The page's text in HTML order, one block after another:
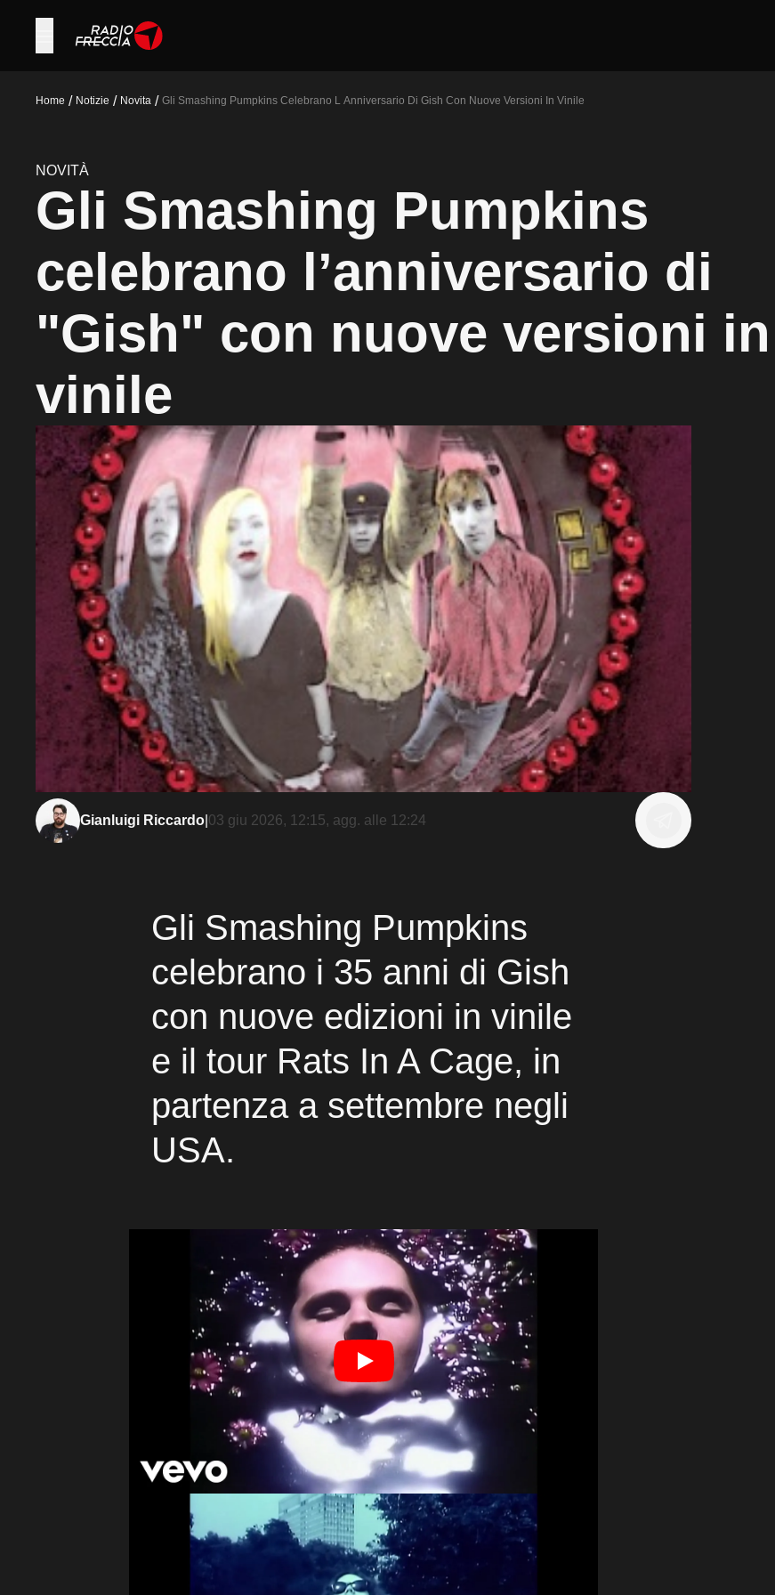
Home / Notizie / Novita / Gli Smashing Pumpkins Celebrano L Anniversario Di Gish Con Nuove Versioni In Vinile
NOVITÀ
Gli Smashing Pumpkins
celebrano l’anniversario di
"Gish" con nuove versioni in
vinile
Gianluigi Riccardo 03 giu 2026, 12:15, agg. alle 12:24
Gli Smashing Pumpkins
celebrano i 35 anni di Gish
con nuove edizioni in vinile
e il tour Rats In A Cage, in
partenza a settembre negli
USA.